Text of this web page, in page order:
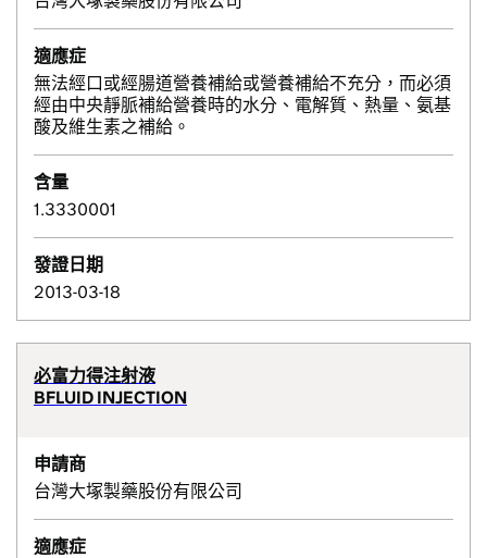
適應症
無法經口或經腸道營養補給或營養補給不充分，而必須
經由中央靜脈補給營養時的水分、電解質、熱量、氨基
酸及維生素之補給。
含量
1.3330001
發證日期
2013-03-18
必富力得注射液
BFLUID INJECTION
申請商
台灣大塚製藥股份有限公司
適應症